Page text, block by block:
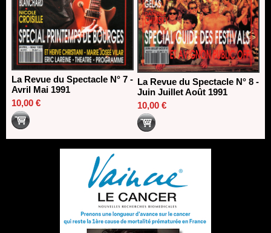
La Revue du Spectacle N° 7 -
Avril Mai 1991
10,00 €
La Revue du Spectacle N° 8 -
Juin Juillet Août 1991
10,00 €